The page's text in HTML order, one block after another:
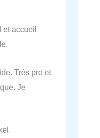
et accueil
Très pro et
Je